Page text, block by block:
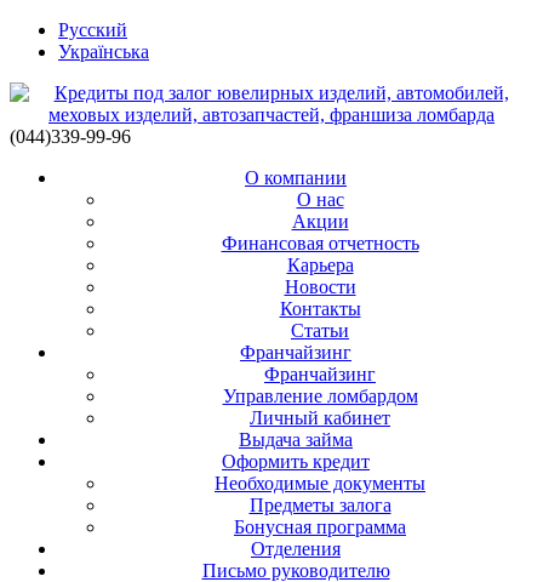
Русский
Українська
(044)339-99-96
О компании
О нас
Акции
Финансовая отчетность
Карьера
Новости
Контакты
Статьи
Франчайзинг
Франчайзинг
Управление ломбардом
Личный кабинет
Выдача займа
Оформить кредит
Необходимые документы
Предметы залога
Бонусная программа
Отделения
Письмо руководителю